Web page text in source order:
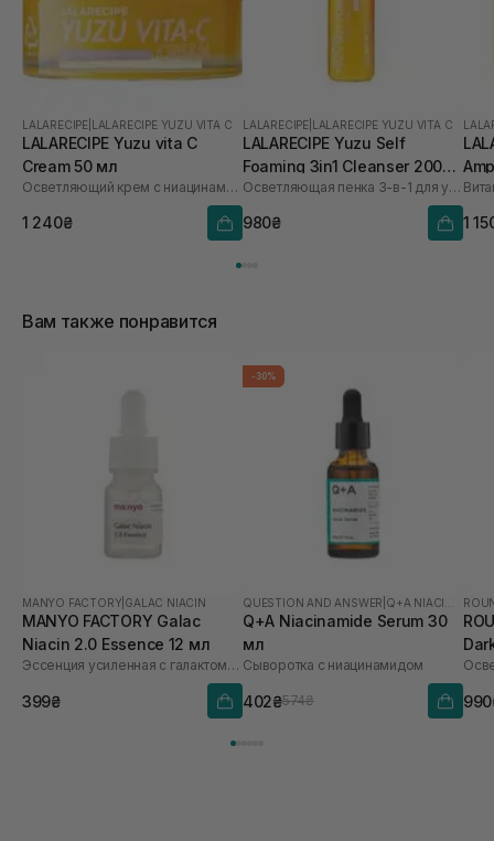
LALARECIPE LALARECIPE YUZU VITA C
LALARECIPE Yuzu vita C
Cream 50 мл
Осветляющий крем с ниацинамидом 5% и экстрактом юдзу
1 240₴
LALARECIPE LALARECIPE YUZU VITA C
LALARECIPE Yuzu Self
Foaming 3in1 Cleanser 200
мл
Осветляющая пенка 3-в-1 для умывания с экстрактом юдзу
980₴ 1
Вам также понравится
MANYO FACTORY GALAC NIACIN
MANYO FACTORY Galac
Niacin 2.0 Essence 12 мл
Эссенция усиленная с галактомисисом и ниацинамидом
399₴
-30%
QUESTION AND ANSWER
Q+A Niacinamide Serum 30
мл
Сыворотка с ниацинамидом
402₴574₴